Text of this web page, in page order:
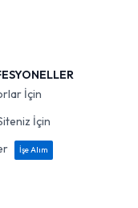
İçin
İçin
İşe Alım